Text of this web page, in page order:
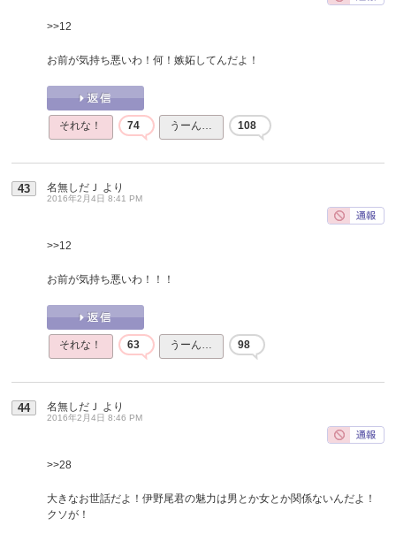
>>12
お前が気持ち悪いわ！何！嫉妬してんだよ！
それな！ 74 うーん… 108
43 名無しだＪ より
2016年2月4日 8:41 PM
>>12
お前が気持ち悪いわ！！！
それな！ 63 うーん… 98
44 名無しだＪ より
2016年2月4日 8:46 PM
>>28
大きなお世話だよ！伊野尾君の魅力は男とか女とか関係ないんだよ！
クソが！